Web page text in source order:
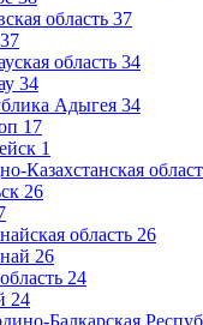
область 37
37
область 34
34
Адыгея 34
17
1
Казахстанская
26
область 26
26
24
24
Балкарская